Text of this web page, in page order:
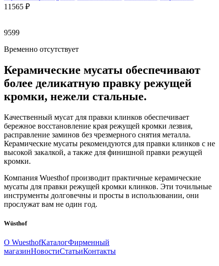
11 565 ₽
9599
Временно отсутствует
Керамические мусаты обеспечивают
более деликатную правку режущей
кромки, нежели стальные.
Качественный мусат для правки клинков обеспечивает
бережное восстановление края режущей кромки лезвия,
расправление заминов без чрезмерного снятия металла.
Керамические мусаты рекомендуются для правки клинков с не
высокой закалкой, а также для финишной правки режущей
кромки.
Компания Wuesthof производит практичные керамические
мусаты для правки режущей кромки клинков. Эти точильные
инструменты долговечны и просты в использовании, они
прослужат вам не один год.
Wüsthof
О WuesthofКаталогФирменный
магазинНовостиСтатьиКонтакты